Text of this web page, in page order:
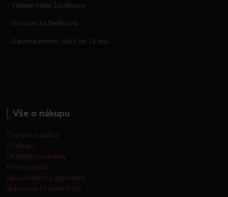
- Výdejní místa Zásilkovny
- Doručení na Balíkovnu
- Garance vrácení zboží do 14 dnů
Vše o nákupu
Doprava a platba
O nákupu
Obchodní podmínky
Péče o prádlo
Jakou velikost podprsenky
Vrácení ve 14 denní lhůtě